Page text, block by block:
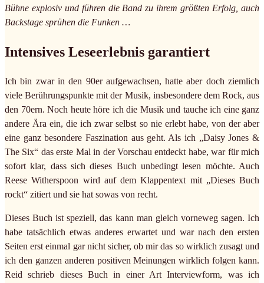
Bühne explosiv und führen die Band zu ihrem größten Erfolg, auch
Backstage sprühen die Funken …
Intensives Leseerlebnis garantiert
Ich bin zwar in den 90er aufgewachsen, hatte aber doch ziemlich
viele Berührungspunkte mit der Musik, insbesondere dem Rock, aus
den 70ern. Noch heute höre ich die Musik und tauche ich eine ganz
andere Ära ein, die ich zwar selbst so nie erlebt habe, von der aber
eine ganz besondere Faszination aus geht. Als ich „Daisy Jones &
The Six“ das erste Mal in der Vorschau entdeckt habe, war für mich
sofort klar, dass sich dieses Buch unbedingt lesen möchte. Auch
Reese Witherspoon wird auf dem Klappentext mit „Dieses Buch
rockt“ zitiert und sie hat sowas von recht.
Dieses Buch ist speziell, das kann man gleich vorneweg sagen. Ich
habe tatsächlich etwas anderes erwartet und war nach den ersten
Seiten erst einmal gar nicht sicher, ob mir das so wirklich zusagt und
ich den ganzen anderen positiven Meinungen wirklich folgen kann.
Reid schrieb dieses Buch in einer Art Interviewform, was ich